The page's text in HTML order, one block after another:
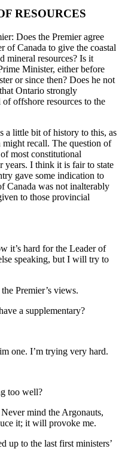
RESOURCES
Does the Premier agree
of Canada to give the coastal
mineral resources? Is it
Minister, either before
or since then? Does he not
Ontario strongly
offshore resources to the
a little bit of history to this, as
might recall. The question of
most constitutional
years. I think it is fair to state
gave some indication to
Canada was not inalterably
to those provincial
it’s hard for the Leader of
speaking, but I will try to
Premier’s views.
a supplementary?
one. I’m trying very hard.
too well?
mind the Argonauts,
it; it will provoke me.
up to the last first ministers’